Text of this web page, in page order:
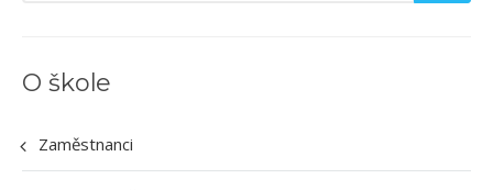
O škole
Zaměstnanci